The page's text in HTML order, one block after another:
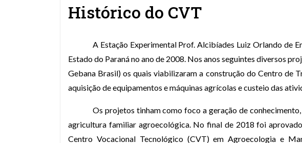
Histórico do CVT
A Estação Experimental Prof. Alcibíades Luiz Orlando de
Estado do Paraná no ano de 2008. Nos anos seguintes diversos
Gebana Brasil) os quais viabilizaram a construção do Centro
aquisição de equipamentos e máquinas agrícolas e custeio das
Os projetos tinham como foco a geração de conhecimento,
agricultura familiar agroecológica. No final de 2018 foi
Centro Vocacional Tecnológico (CVT) em Agroecologia e